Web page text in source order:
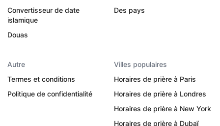
Convertisseur de date
islamique
Douas
Des pays
Autre
Termes et conditions
Politique de confidentialité
Villes populaires
Horaires de prière à Paris
Horaires de prière à Londres
Horaires de prière à New York
Horaires de prière à Dubaï